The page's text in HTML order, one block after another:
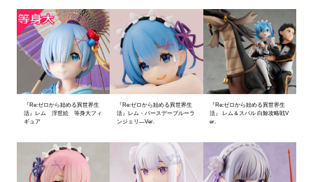
『Re:ゼロから始める異世界生
活』レム 浮世絵 等身大フィ
ギュア
『Re:ゼロから始める異世界生
活』レム・バースデーブルーラ
ンジェリ―Ver.
『Re:ゼロから始める異世界生
活』 レム＆スバル 白鯨攻略戦V
er.